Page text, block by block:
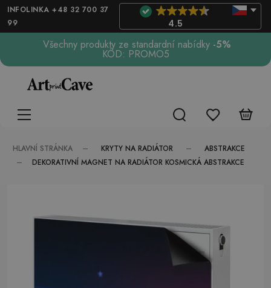
INFOLINKA +48 32 700 37
99
4.5
Všechny produkty ze standardní nabídky -5%
KÓD: PROMO5
HLAVNÍ STRÁNKA KRYTY NA RADIÁTOR
ABSTRAKCE
DEKORATIVNÍ MAGNET NA RADIÁTOR KOSMICKÁ ABSTRAKCE